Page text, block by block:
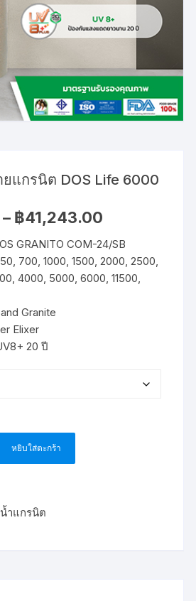
แกรนิต DOS Life 6000
– ฿41,243.00
through
฿41,243.00
GRANITO COM-24/SB
700, 1000, 1500, 2000, 2500,
4000, 5000, 6000, 11500,
Granite
Elixer
20 ปี
หยิบใส่ตะกร้า
ำแกรนิต